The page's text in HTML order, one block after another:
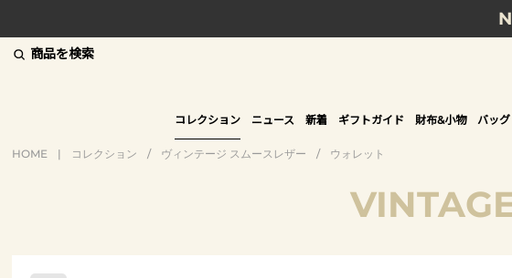
8/17(月)10
贈る相手や
商品を検索
コレクション ニュース 新着 ギフトガイド 財布&小物 バッグ
HOME | コレクション / ヴィンテージ スムースレザー / ウォレット